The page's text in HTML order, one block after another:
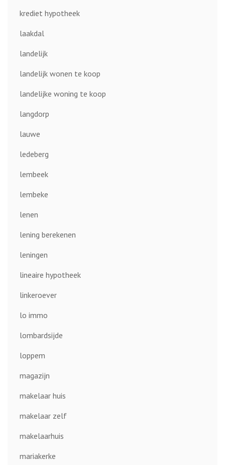
krediet hypotheek
laakdal
landelijk
landelijk wonen te koop
landelijke woning te koop
langdorp
lauwe
ledeberg
lembeek
lembeke
lenen
lening berekenen
leningen
lineaire hypotheek
linkeroever
lo immo
lombardsijde
loppem
magazijn
makelaar huis
makelaar zelf
makelaarhuis
mariakerke